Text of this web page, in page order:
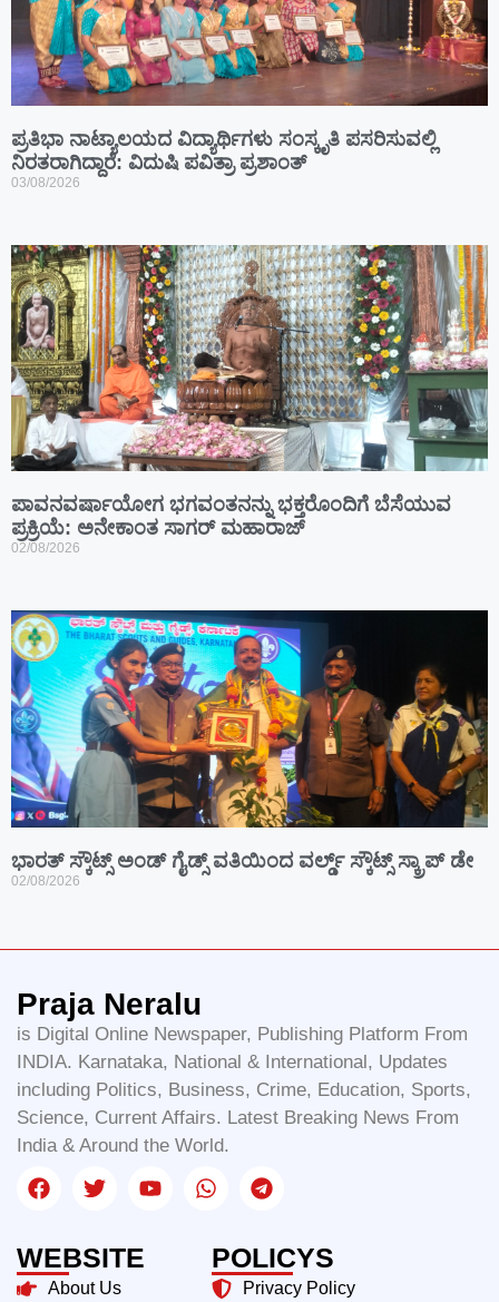
ಪ್ರತಿಭಾ ನಾಟ್ಯಾಲಯದ ವಿದ್ಯಾರ್ಥಿಗಳು ಸಂಸ್ಕೃತಿ ಪಸರಿಸುವಲ್ಲಿ
ನಿರತರಾಗಿದ್ದಾರೆ: ವಿದುಷಿ ಪವಿತ್ರಾ ಪ್ರಶಾಂತ್
03/08/2026
ಪಾವನವರ್ಷಾಯೋಗ ಭಗವಂತನನ್ನು ಭಕ್ತರೊಂದಿಗೆ ಬೆಸೆಯುವ
ಪ್ರಕ್ರಿಯೆ: ಅನೇಕಾಂತ ಸಾಗರ್ ಮಹಾರಾಜ್
02/08/2026
ಭಾರತ್ ಸ್ಕೌಟ್ಸ್ ಅಂಡ್ ಗೈಡ್ಸ್ ವತಿಯಿಂದ ವರ್ಲ್ಡ್ ಸ್ಕೌಟ್ಸ್ ಸ್ಕ್ರಾಪ್ ಡೇ
02/08/2026
Praja Neralu
is Digital Online Newspaper, Publishing Platform From
INDIA. Karnataka, National & International, Updates
including Politics, Business, Crime, Education, Sports,
Science, Current Affairs. Latest Breaking News From
India & Around the World.
WEBSITE
About Us
POLICYS
Privacy Policy